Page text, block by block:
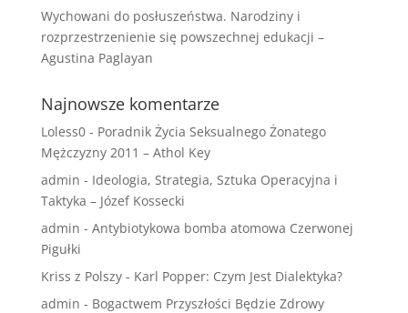
Wychowani do posłuszeństwa. Narodziny i
rozprzestrzenienie się powszechnej edukacji –
Agustina Paglayan
Najnowsze komentarze
Loless0- Poradnik Życia Seksualnego Żonatego
Mężczyzny 2011 – Athol Key
admin - Ideologia, Strategia, Sztuka Operacyjna i
Taktyka – Józef Kossecki
admin - Antybiotykowa bomba atomowa Czerwonej
Pigułki
Kriss z Polszy- Karl Popper: Czym Jest Dialektyka?
admin - Bogactwem Przyszłości Będzie Zdrowy